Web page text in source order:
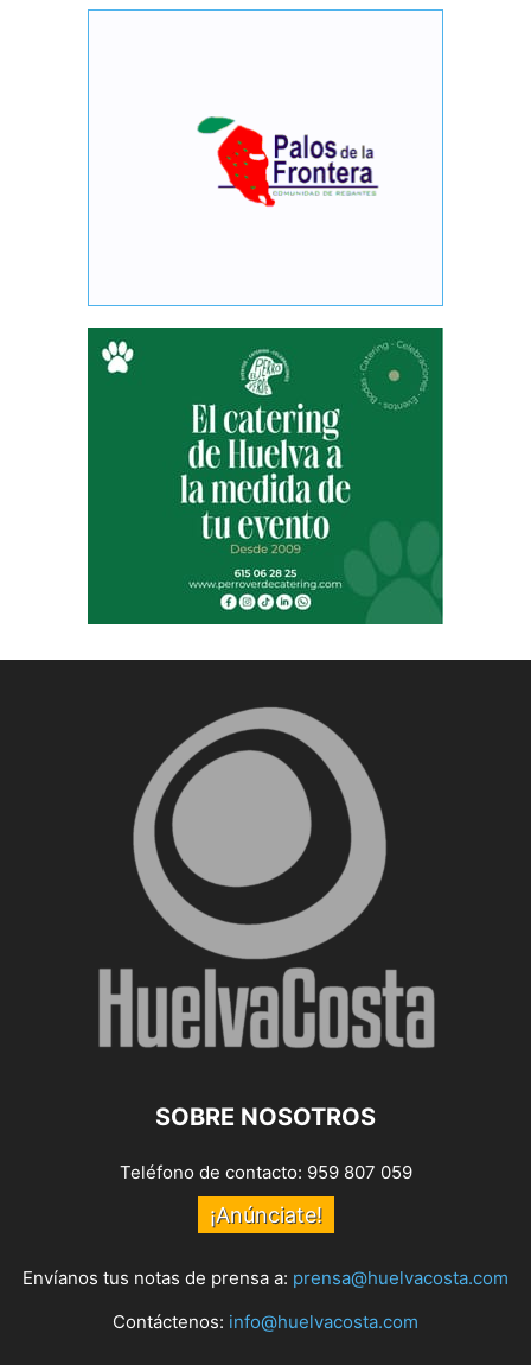
SOBRE NOSOTROS
Teléfono de contacto: 959 807 059
¡Anúnciate!
Envíanos tus notas de prensa a: prensa@huelvacosta.com
Contáctenos: info@huelvacosta.com